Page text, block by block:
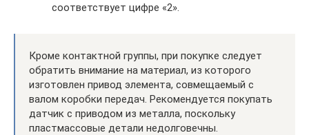
соответствует цифре «2».
Кроме контактной группы, при покупке следует
обратить внимание на материал, из которого
изготовлен привод элемента, совмещаемый с
валом коробки передач. Рекомендуется покупать
датчик с приводом из металла, поскольку
пластмассовые детали недолговечны.